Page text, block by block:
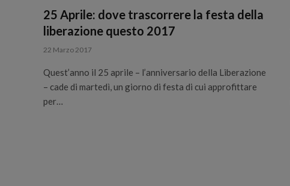
25 Aprile: dove trascorrere la festa della
liberazione questo 2017
22 Marzo 2017
Quest’anno il 25 aprile – l’anniversario della Liberazione
– cade di martedì, un giorno di festa di cui approfittare
per…